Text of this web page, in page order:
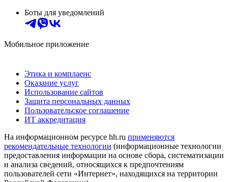
Боты для уведомлений
Мобильное приложение
Этика и комплаенс
Оказание услуг
Использование сайтов
Защита персональных данных
Пользовательское соглашение
ИТ аккредитация
На информационном ресурсе hh.ru применяются
рекомендательные технологии (информационные технологии
предоставления информации на основе сбора, систематизации
и анализа сведений, относящихся к предпочтениям
пользователей сети «Интернет», находящихся на территории